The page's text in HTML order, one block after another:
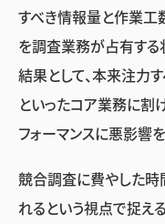
すべき情報量と作業工
を調査業務が占有する
結果として、本来注力
といったコア業務に割
フォーマンスに悪影響
競合調査に費やした時
れるという視点で捉え